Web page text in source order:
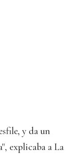
y da un
explicaba a La